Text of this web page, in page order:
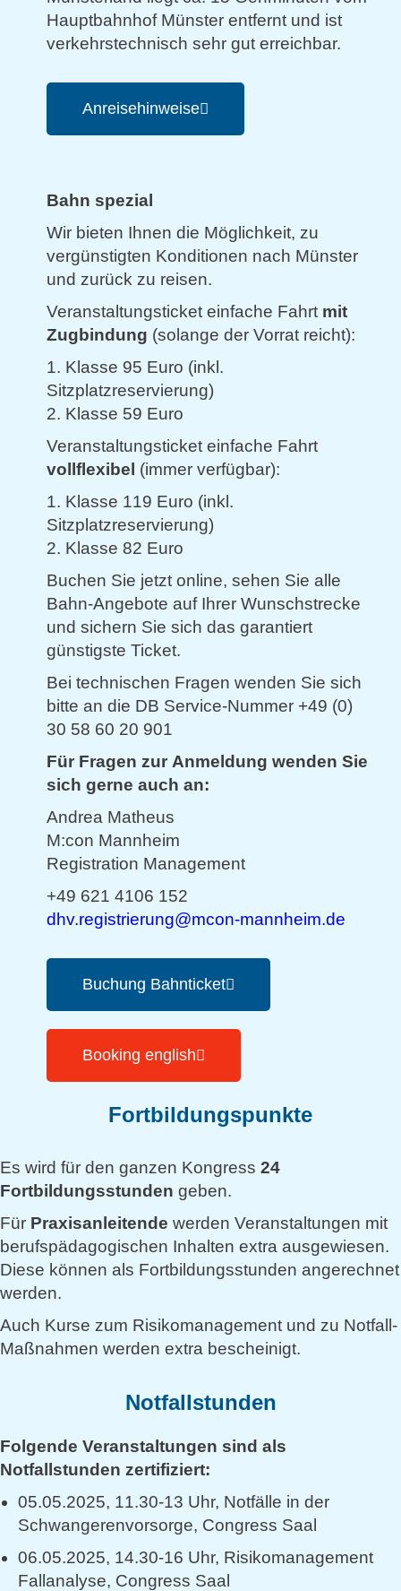
Hauptbahnhof Münster entfernt und ist
verkehrstechnisch sehr gut erreichbar.
Anreisehinweise
Bahn spezial
Wir bieten Ihnen die Möglichkeit, zu
vergünstigten Konditionen nach Münster
und zurück zu reisen.
Veranstaltungsticket einfache Fahrt mit
Zugbindung (solange der Vorrat reicht):
1. Klasse 95 Euro (inkl.
Sitzplatzreservierung)
2. Klasse 59 Euro
Veranstaltungsticket einfache Fahrt
vollflexibel (immer verfügbar):
1. Klasse 119 Euro (inkl.
Sitzplatzreservierung)
2. Klasse 82 Euro
Buchen Sie jetzt online, sehen Sie alle
Bahn-Angebote auf Ihrer Wunschstrecke
und sichern Sie sich das garantiert
günstigste Ticket.
Bei technischen Fragen wenden Sie sich
bitte an die DB Service-Nummer +49 (0)
30 58 60 20 901
Für Fragen zur Anmeldung wenden Sie
sich gerne auch an:
Andrea Matheus
M:con Mannheim
Registration Management
+49 621 4106 152
dhv.registrierung@mcon-mannheim.de
Buchung Bahnticket
Booking english
Fortbildungspunkte
Es wird für den ganzen Kongress 24
Fortbildungsstunden geben.
Für Praxisanleitende werden Veranstaltungen mit
berufspädagogischen Inhalten extra ausgewiesen.
Diese können als Fortbildungsstunden angerechnet
werden.
Auch Kurse zum Risikomanagement und zu Notfall-
Maßnahmen werden extra bescheinigt.
Notfallstunden
Folgende Veranstaltungen sind als
Notfallstunden zertifiziert:
05.05.2025, 11.30-13 Uhr, Notfälle in der
Schwangerenvorsorge, Congress Saal
06.05.2025, 14.30-16 Uhr, Risikomanagement
Fallanalyse, Congress Saal